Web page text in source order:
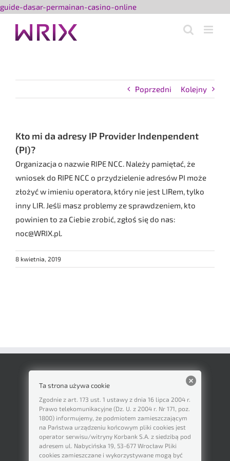
guide-dasar-permainan-casino-onlinePrzejdź
Poprzedni Kolejny
Kto mi da adresy IP Provider Indenpendent
(PI)?
Organizacja o nazwie RIPE NCC. Należy pamiętać, że
wniosek do RIPE NCC o przydzielenie adresów PI może
złożyć w imieniu operatora, który nie jest LIRem, tylko
inny LIR. Jeśli masz problemy ze sprawdzeniem, kto
powinien to za Ciebie zrobić, zgłoś się do nas:
noc@WRIX.pl.
8 kwietnia, 2019
Ta strona używa cookie
Zgodnie z art. 173 ust. 1 ustawy z dnia 16 lipca 2004 r.
Prawo telekomunikacyjne (Dz. U. z 2004 r. Nr 171, poz.
1800) informujemy, że podmiotem zamieszczającym
na Państwa urządzeniu końcowym pliki cookies jest
operator serwisu/witryny Korbank S.A. z siedzibą pod
adresem ul. Nabycińska 19, 53-677 Wrocław Pliki
cookies zamieszczane i wykorzystywane mogą być